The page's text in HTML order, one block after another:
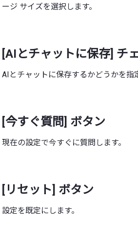
ージ サイズを選択します。
[AIとチャットに保存] チ
AIとチャットに保存するかどうかを指
[今すぐ質問] ボタン
現在の設定で今すぐに質問します。
[リセット] ボタン
設定を既定にします。